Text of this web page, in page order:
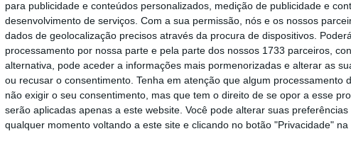
para publicidade e conteúdos personalizados, medição de publicidade e
desenvolvimento de serviços. Com a sua permissão, nós e os nossos
dados de geolocalização precisos através da procura de dispositivos.
processamento por nossa parte e pela parte dos nossos 1733 parceiros,
alternativa, pode aceder a informações mais pormenorizadas e alterar as
ou recusar o consentimento. Tenha em atenção que algum processamento
não exigir o seu consentimento, mas que tem o direito de se opor a esse
serão aplicadas apenas a este website. Você pode alterar suas
qualquer momento voltando a este site e clicando no botão "Privacidade" na